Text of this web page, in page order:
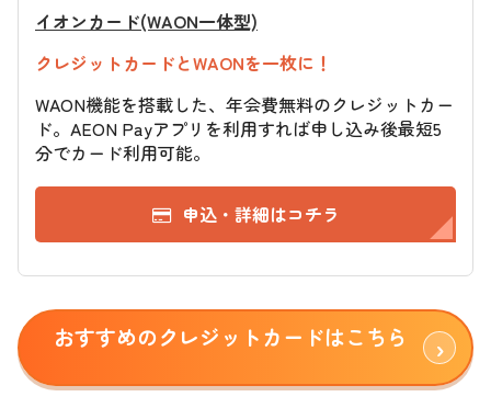
イオンカード(WAON一体型)
クレジットカードとWAONを一枚に！
WAON機能を搭載した、年会費無料のクレジットカー
ド。AEON Payアプリを利用すれば申し込み後最短5
分でカード利用可能。
申込・詳細はコチラ
おすすめのクレジットカードはこちら